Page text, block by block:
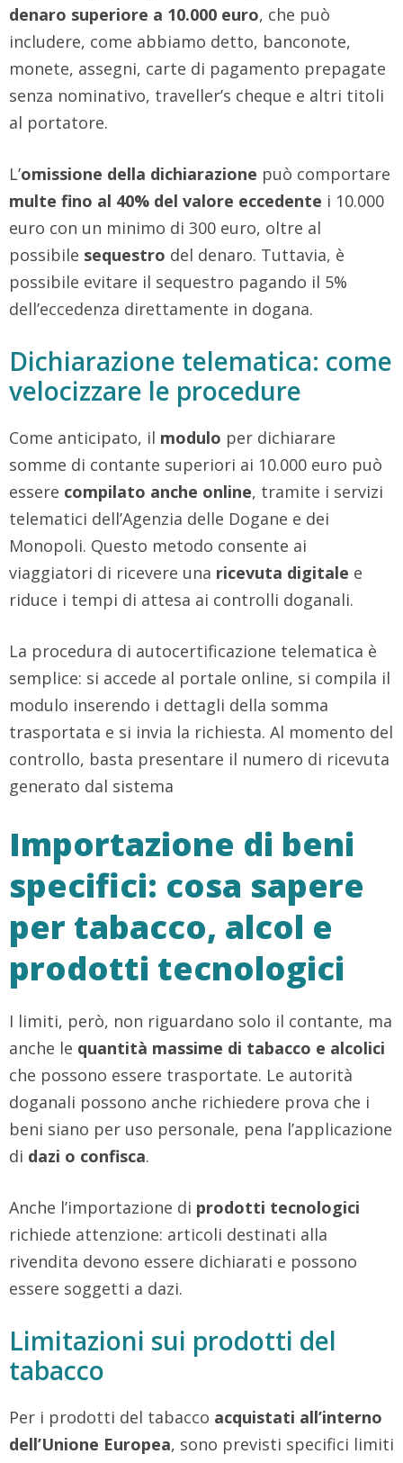
denaro superiore a 10.000 euro, che può
includere, come abbiamo detto, banconote,
monete, assegni, carte di pagamento prepagate
senza nominativo, traveller’s cheque e altri titoli
al portatore.
L’omissione della dichiarazione può comportare
multe fino al 40% del valore eccedente i 10.000
euro con un minimo di 300 euro, oltre al
possibile sequestro del denaro. Tuttavia, è
possibile evitare il sequestro pagando il 5%
dell’eccedenza direttamente in dogana.
Dichiarazione telematica: come
velocizzare le procedure
Come anticipato, il modulo per dichiarare
somme di contante superiori ai 10.000 euro può
essere compilato anche online, tramite i servizi
telematici dell’Agenzia delle Dogane e dei
Monopoli. Questo metodo consente ai
viaggiatori di ricevere una ricevuta digitale e
riduce i tempi di attesa ai controlli doganali.
La procedura di autocertificazione telematica è
semplice: si accede al portale online, si compila il
modulo inserendo i dettagli della somma
trasportata e si invia la richiesta. Al momento del
controllo, basta presentare il numero di ricevuta
generato dal sistema
Importazione di beni
specifici: cosa sapere
per tabacco, alcol e
prodotti tecnologici
I limiti, però, non riguardano solo il contante, ma
anche le quantità massime di tabacco e alcolici
che possono essere trasportate. Le autorità
doganali possono anche richiedere prova che i
beni siano per uso personale, pena l’applicazione
di dazi o confisca.
Anche l’importazione di prodotti tecnologici
richiede attenzione: articoli destinati alla
rivendita devono essere dichiarati e possono
essere soggetti a dazi.
Limitazioni sui prodotti del
tabacco
Per i prodotti del tabacco acquistati all’interno
dell’Unione Europea, sono previsti specifici limiti